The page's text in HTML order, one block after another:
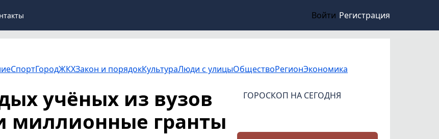
Войти Регистрация
СпортГородЖКХЗакон и порядокКультураЛюди с улицыОбществоРегионЭкономика
учёных из вузов
миллионные гранты
ГОРОСКОП НА СЕГОДНЯ